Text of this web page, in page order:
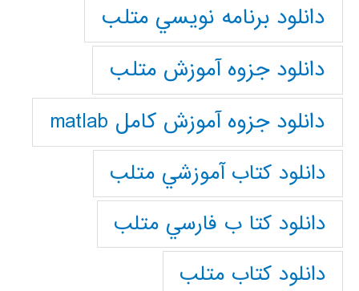
دانلود برنامه نويسي متلب
دانلود جزوه آموزش متلب
دانلود جزوه آموزش کامل matlab
دانلود كتاب آموزشي متلب
دانلود كتا ب فارسي متلب
دانلود كتاب متلب